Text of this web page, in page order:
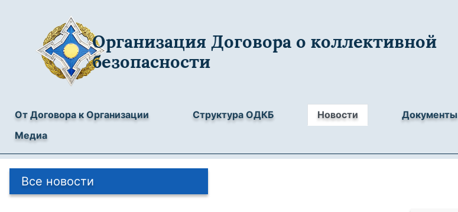
Организация Договора о коллективной
безопасности
От Договора к Организации Структура ОДКБ Новости Документы
Медиа
Все новости